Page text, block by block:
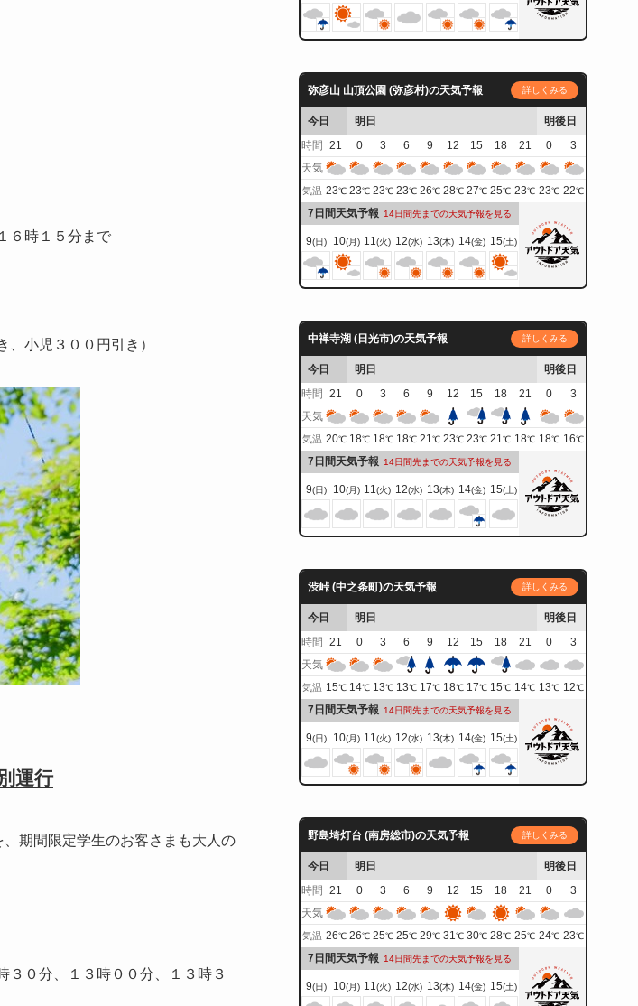
６時１５分まで
小児３００円引き）
運行
期間限定学生のお客さまも大人の
０分、１３時００分、１３時３
弥彦山 山頂公園 (弥彦村)の天気予報 詳しくみる
今日 明日
明後日
時間
21 0 3 6 9 12 15 18 21 0
3
天気
気温 23℃ 23℃ 23℃ 23℃ 26℃ 28℃ 27℃ 25℃ 23℃ 23℃ 22℃
7日間天気予報 14日間先までの天気予報を見る
9(日) 10(月) 11(火) 12(水) 13(木) 14(金) 15(土)
中禅寺湖 (日光市)の天気予報 詳しくみる
今日 明日
明後日
時間
21 0 3 6 9 12 15 18 21 0
3
天気
気温 20℃ 18℃ 18℃ 18℃ 21℃ 23℃ 23℃ 21℃ 18℃ 18℃ 16℃
7日間天気予報 14日間先までの天気予報を見る
9(日) 10(月) 11(火) 12(水) 13(木) 14(金) 15(土)
渋峠 (中之条町)の天気予報 詳しくみる
今日 明日
明後日
時間
21 0 3 6 9 12 15 18 21 0
3
天気
気温 15℃ 14℃ 13℃ 13℃ 17℃ 18℃ 17℃ 15℃ 14℃ 13℃ 12℃
7日間天気予報 14日間先までの天気予報を見る
9(日) 10(月) 11(火) 12(水) 13(木) 14(金) 15(土)
野島埼灯台 (南房総市)の天気予報 詳しくみる
今日 明日
明後日
時間
21 0 3 6 9 12 15 18 21 0
3
天気
気温 26℃ 26℃ 25℃ 25℃ 29℃ 31℃ 30℃ 28℃ 25℃ 24℃ 23℃
7日間天気予報 14日間先までの天気予報を見る
9(日) 10(月) 11(火) 12(水) 13(木) 14(金) 15(土)